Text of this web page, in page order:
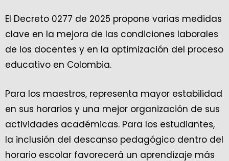
El Decreto 0277 de 2025 propone varias medidas
clave en la mejora de las condiciones laborales
de los docentes y en la optimización del proceso
educativo en Colombia.
Para los maestros, representa mayor estabilidad
en sus horarios y una mejor organización de sus
actividades académicas. Para los estudiantes,
la inclusión del descanso pedagógico dentro del
horario escolar favorecerá un aprendizaje más